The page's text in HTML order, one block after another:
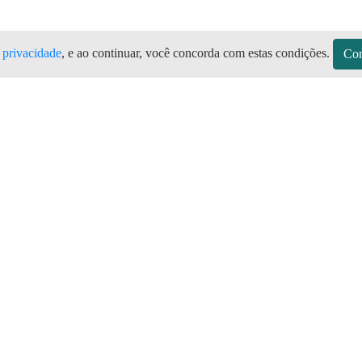
, e ao continuar, você concorda com estas condições.